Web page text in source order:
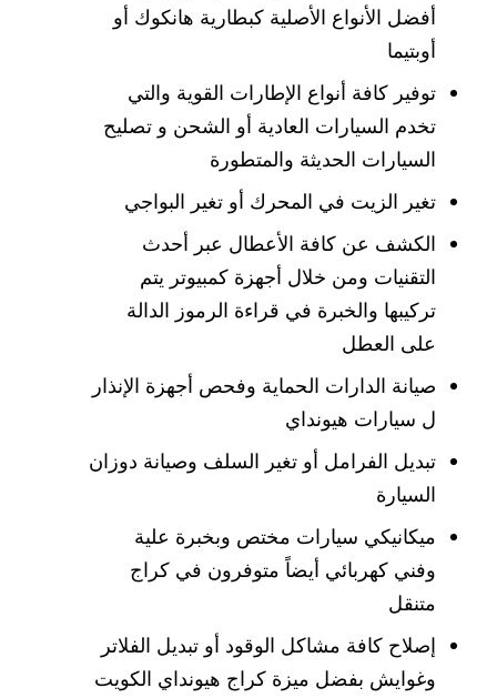
أفضل الأنواع الأصلية كبطارية هانكوك أو
أوبتيما
توفير كافة أنواع الإطارات القوية والتي
تخدم السيارات العادية أو الشحن و تصليح
السيارات الحديثة والمتطورة
تغير الزيت في المحرك أو تغير البواجي
الكشف عن كافة الأعطال عبر أحدث
التقنيات ومن خلال أجهزة كمبيوتر يتم
تركيبها والخبرة في قراءة الرموز الدالة
على العطل
صيانة الدارات الحماية وفحص أجهزة الإنذار
ل سيارات هيونداي
تبديل الفرامل أو تغير السلف وصيانة دوزان
السيارة
ميكانيكي سيارات مختص وبخبرة علية
وفني كهربائي أيضاً متوفرون في كراج
متنقل
إصلاح كافة مشاكل الوقود أو تبديل الفلاتر
وغوايش بفضل ميزة كراج هيونداي الكويت